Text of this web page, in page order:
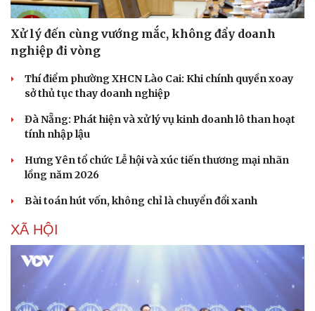
Xử lý đến cùng vướng mắc, không đẩy doanh
nghiệp đi vòng
Thí điểm phường XHCN Lào Cai: Khi chính quyền xoay
sở thủ tục thay doanh nghiệp
Đà Nẵng: Phát hiện và xử lý vụ kinh doanh lô than hoạt
tính nhập lậu
Hưng Yên tổ chức Lễ hội và xúc tiến thương mại nhãn
lồng năm 2026
Bài toán hút vốn, không chỉ là chuyển đổi xanh
XÃ HỘI